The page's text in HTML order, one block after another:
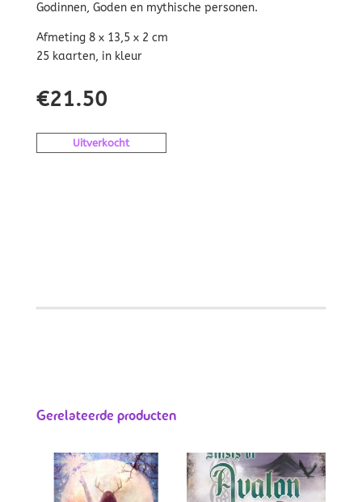
Godinnen, Goden en mythische personen.
Afmeting 8 x 13,5 x 2 cm
25 kaarten, in kleur
€21.50
Uitverkocht
Gerelateerde producten